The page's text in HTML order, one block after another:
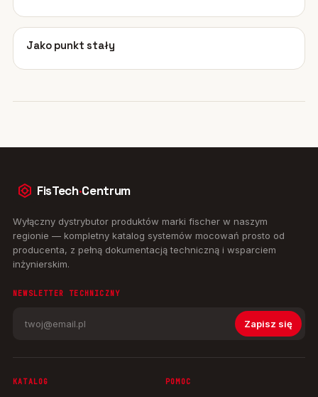
02
Jako punkt stały
FisTech·Centrum
Wyłączny dystrybutor produktów marki fischer w naszym
regionie — kompletny katalog systemów mocowań prosto od
producenta, z pełną dokumentacją techniczną i wsparciem
inżynierskim.
NEWSLETTER TECHNICZNY
Zapisz się
KATALOG POMOC